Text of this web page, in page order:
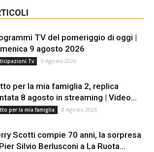
TV del pomeriggio di oggi |
9 agosto 2026
Tv 9 Agosto 2026
per la mia famiglia 2, replica
8 agosto in streaming | Video...
per la mia famiglia 8 Agosto 2026
Scotti compie 70 anni, la sorpresa
Silvio Berlusconi a La Ruota...